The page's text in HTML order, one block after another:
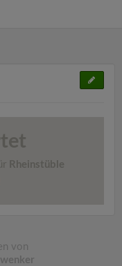
Rheinstüble
von